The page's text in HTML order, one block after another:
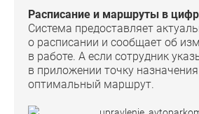
Расписание и маршруты в
Система предоставляет
о расписании и сообщает об
в работе. А если сотрудник
в приложении точку
оптимальный маршрут.